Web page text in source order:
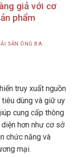
giả với cơ
phẩm
SẢN ÔNG BA
truy xuất nguồn
dùng và giữ uy
cung cấp thông
hơn như cơ sở
chức năng và
mại.